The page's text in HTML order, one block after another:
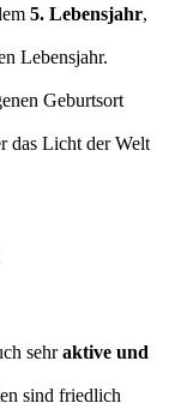
5. Lebensjahr,
Lebensjahr.
Geburtsort
das Licht der Welt
sehraktive und
sind friedlich